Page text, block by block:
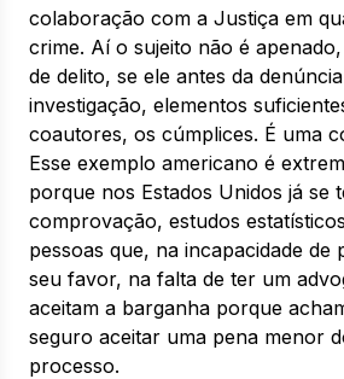
colaboração com a Justiça em
crime. Aí o sujeito não é
de delito, se ele antes da
investigação, elementos
coautores, os cúmplices. É uma
Esse exemplo americano é
porque nos Estados Unidos já se
comprovação, estudos
pessoas que, na incapacidade
seu favor, na falta de ter um
aceitam a barganha porque
seguro aceitar uma pena menor
processo.